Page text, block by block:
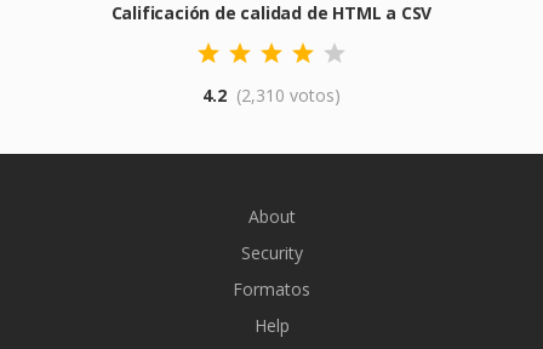
Calificación de calidad de HTML a CSV
4.2 (2,310 votos)
About
Security
Formatos
Help